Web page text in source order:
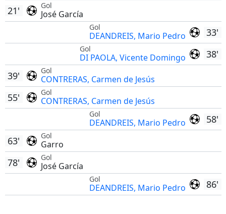
Gol
José García
21'
33'
Gol
DEANDREIS, Mario Pedro
38'
Gol
DI PAOLA, Vicente Domingo
Gol
CONTRERAS, Carmen de Jesús
39'
Gol
CONTRERAS, Carmen de Jesús
55'
58'
Gol
DEANDREIS, Mario Pedro
Gol
Garro
63'
Gol
José García
78'
86'
Gol
DEANDREIS, Mario Pedro